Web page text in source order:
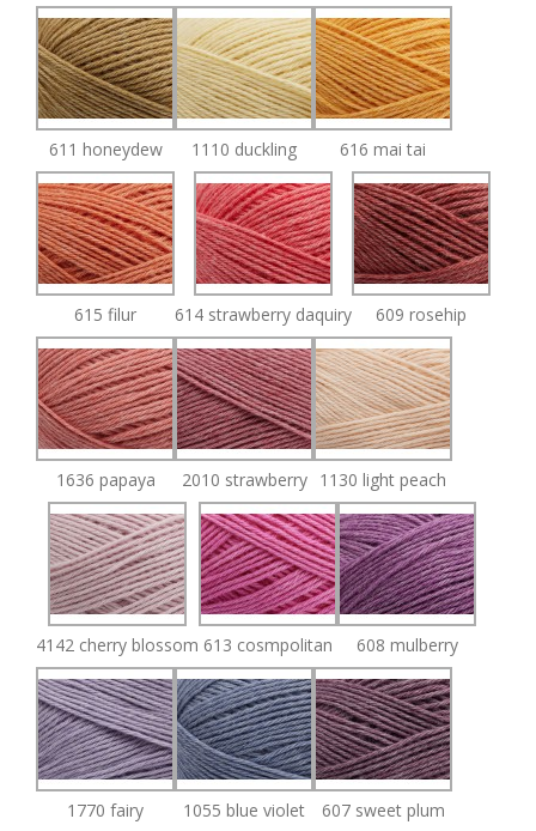
611 honeydew 1110 duckling 616 mai tai
615 filur 614 strawberry daquiry 609 rosehip
1636 papaya 2010 strawberry 1130 light peach
4142 cherry blossom 613 cosmpolitan 608 mulberry
1770 fairy 1055 blue violet 607 sweet plum